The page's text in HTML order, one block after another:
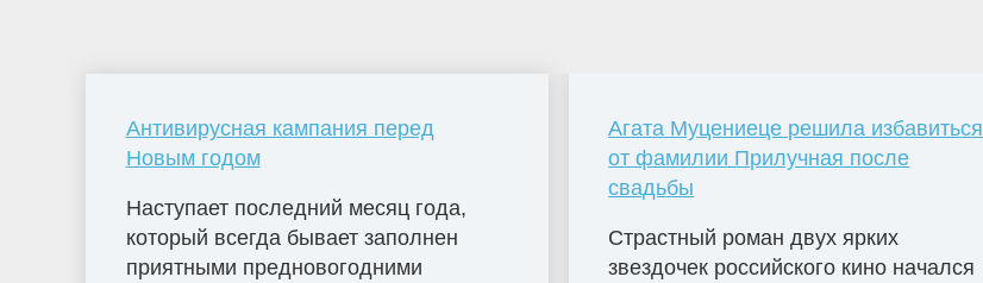
Антивирусная кампания перед
Новым годом
Наступает последний месяц года,
который всегда бывает заполнен
приятными предновогодними
Агата Муцениеце решила избавиться
от фамилии Прилучная после
свадьбы
Страстный роман двух ярких
звездочек российского кино начался